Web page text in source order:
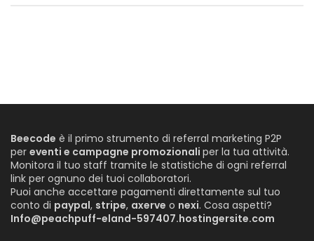
Beecode è il primo strumento di referral marketing P2P
per eventi e campagne promozionali per la tua attività.
Monitora il tuo staff tramite le statistiche di ogni referral
link per ognuno dei tuoi collaboratori.
Puoi anche accettare pagamenti direttamente sul tuo
conto di paypal, stripe, axerve o nexi. Cosa aspetti?
Info@peachpuff-eland-597407.hostingersite.com